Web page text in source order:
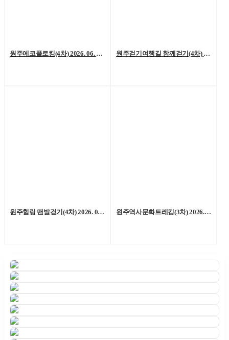
원주에코플로킹(4차) 2026. 06. 20. (토) 원주걷기여행길 함께걷기(4차) 2026. 6. 13.(토)
원주힐링 맨발걷기(4차) 2026. 06. 06. (토) 원주역사문화트레킹(3차) 2026. 05. 23.(토)